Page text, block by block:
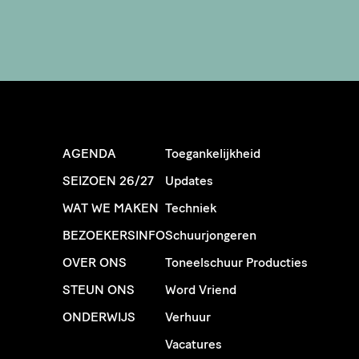
AGENDA
SEIZOEN 26/27
WAT WE MAKEN
BEZOEKERSINFO
OVER ONS
STEUN ONS
ONDERWIJS
Toegankelijkheid
Updates
Techniek
Schuurjongeren
Toneelschuur Producties
Word Vriend
Verhuur
Vacatures